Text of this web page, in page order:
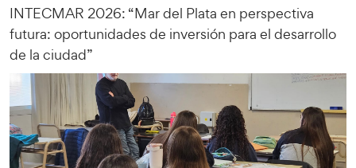
INTECMAR 2026: “Mar del Plata en perspectiva
futura: oportunidades de inversión para el desarrollo
de la ciudad”